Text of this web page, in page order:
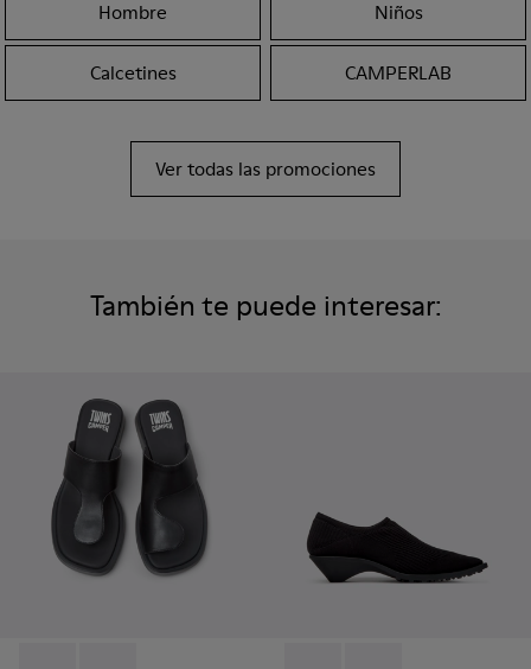
Hombre Niños
Calcetines CAMPERLAB
Ver todas las promociones
También te puede interesar: